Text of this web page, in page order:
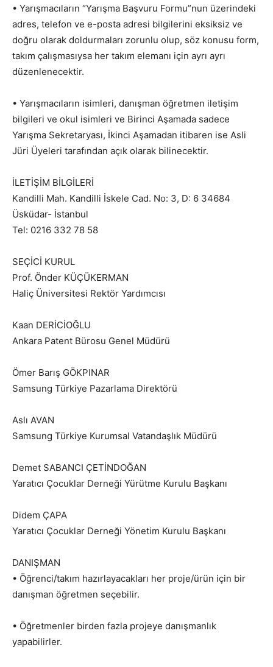
• Yarışmacıların “Yarışma Başvuru Formu”nun üzerindeki
adres, telefon ve e-posta adresi bilgilerini eksiksiz ve
doğru olarak doldurmaları zorunlu olup, söz konusu form,
takım çalışmasıysa her takım elemanı için ayrı ayrı
düzenlenecektir.
• Yarışmacıların isimleri, danışman öğretmen iletişim
bilgileri ve okul isimleri ve Birinci Aşamada sadece
Yarışma Sekretaryası, İkinci Aşamadan itibaren ise Asli
Jüri Üyeleri tarafından açık olarak bilinecektir.
İLETİŞİM BİLGİLERİ
Kandilli Mah. Kandilli İskele Cad. No: 3, D: 6 34684
Üsküdar- İstanbul
Tel: 0216 332 78 58
SEÇİCİ KURUL
Prof. Önder KÜÇÜKERMAN
Haliç Üniversitesi Rektör Yardımcısı
Kaan DERİCİOĞLU
Ankara Patent Bürosu Genel Müdürü
Ömer Barış GÖKPINAR
Samsung Türkiye Pazarlama Direktörü
Aslı AVAN
Samsung Türkiye Kurumsal Vatandaşlık Müdürü
Demet SABANCI ÇETİNDOĞAN
Yaratıcı Çocuklar Derneği Yürütme Kurulu Başkanı
Didem ÇAPA
Yaratıcı Çocuklar Derneği Yönetim Kurulu Başkanı
DANIŞMAN
• Öğrenci/takım hazırlayacakları her proje/ürün için bir
danışman öğretmen seçebilir.
• Öğretmenler birden fazla projeye danışmanlık
yapabilirler.